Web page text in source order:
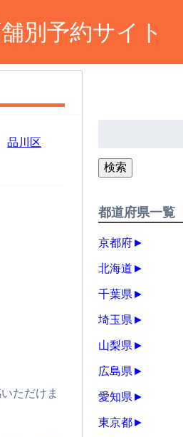
別予約サイト
品川区
ただけま
検索
都道府県一覧
京都府►
北海道 ►
千葉県 ►
埼玉県 ►
山梨県 ►
広島県 ►
愛知県 ►
東京都►